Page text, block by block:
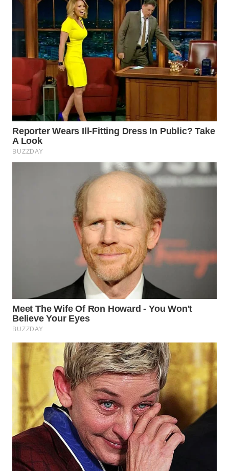
SAMOSIR
WN
PADANG
LAWAS
WN
SUMEDANG
WN
CIANJUR
CIREBON
WN
INDRAMAYU
KUNINGAN
WN
MAJALENGKA
WN
SUBANG